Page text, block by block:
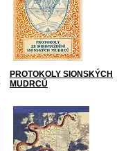
PROTOKOLY SIONSKÝCH
MUDRCŮ